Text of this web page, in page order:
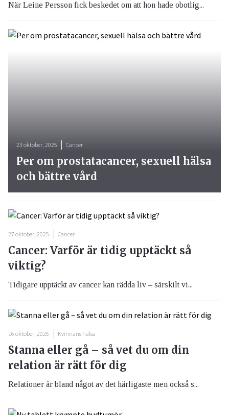
När Leine Persson fick beskedet om att hon hade obotlig...
23 oktober, 2025 Cancer
Per om prostatacancer, sexuell hälsa
och bättre vård
27 oktober, 2025 Cancer
Cancer: Varför är tidig upptäckt så
viktig?
Tidigare upptäckt av cancer kan rädda liv – särskilt vi...
16 oktober, 2025 Kvinnans hälsa
Stanna eller gå – så vet du om din
relation är rätt för dig
Relationer är bland något av det härligaste men också s...